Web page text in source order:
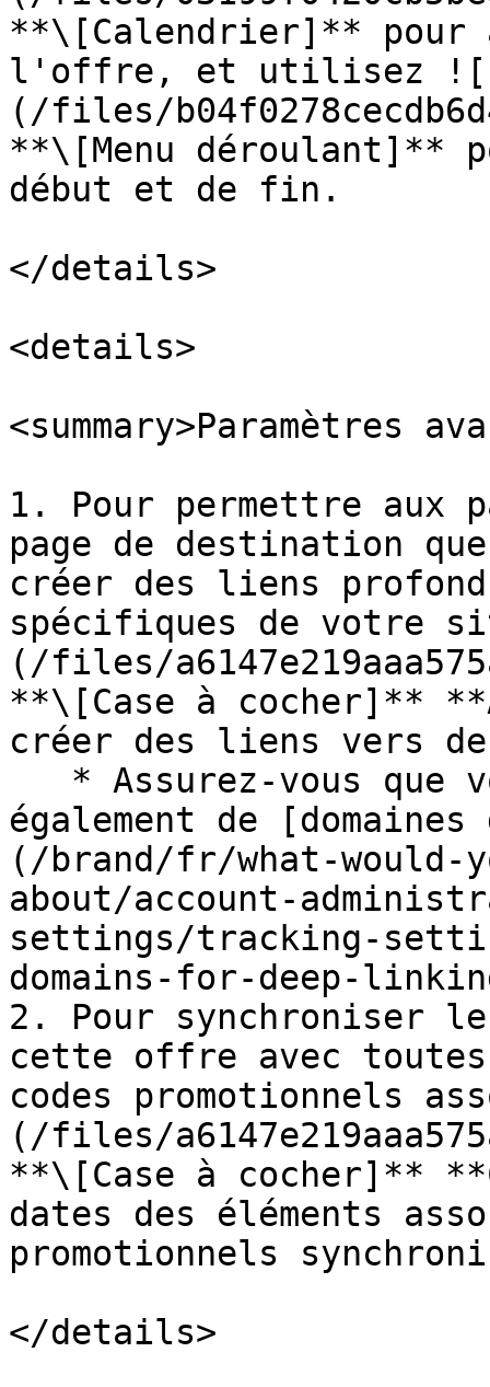
**\[Calendrier]** pour
l'offre, et utilisez
(/files/
**\[Menu déroulant]**
début et de fin.
</details>
<details>
<summary>Paramètres
1. Pour permettre aux
page de destination
créer des liens
spécifiques de votre
(/files/
**\[Case à cocher]**
créer des liens vers
également de
(/brand/fr/what-
about/account-
settings/tracking-
domains-for-deep-
2. Pour synchroniser
cette offre avec
codes promotionnels
(/files/
**\[Case à cocher]**
dates des éléments
promotionnels
</details>